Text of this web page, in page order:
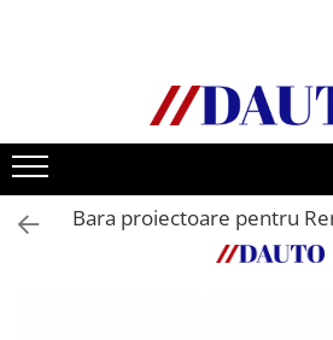
Bullbare, Suporti lumini camioane
Accesorii inox
DAF
CF Euro 6
Bara proiectoare pentru